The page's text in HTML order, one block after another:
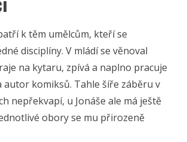
k těm umělcům, kteří se
disciplíny. V mládí se věnoval
na kytaru, zpívá a naplno pracuje
autor komiksů. Tahle šíře záběru v
nepřekvapí, u Jonáše ale má ještě
obory se mu přirozeně